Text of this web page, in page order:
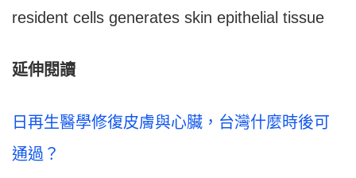
resident cells generates skin epithelial tissue
延伸閱讀
日再生醫學修復皮膚與心臟，台灣什麼時後可
通過？